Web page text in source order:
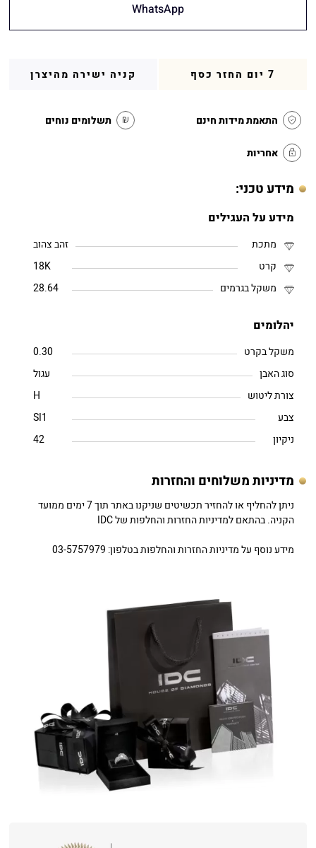
WhatsApp
7 יום החזר כסף קניה ישירה מהיצרן
התאמת מידות חינם תשלומים נוחים
אחריות
מידע טכני:
מידע על העגילים
מתכת
זהב צהוב
קרט
18K
משקל בגרמים
28.64
יהלומים
משקל בקרט
0.30
סוג האבן
עגול
צורת ליטוש
H
צבע
SI1
ניקיון
42
מדיניות משלוחים והחזרות
ניתן להחליף או להחזיר תכשיטים שניקנו באתר תוך 7 ימים ממועד
הקניה. בהתאם למדיניות החזרות והחלפות של IDC
מידע נוסף על מדיניות החזרות והחלפות בטלפון: 03-5757979